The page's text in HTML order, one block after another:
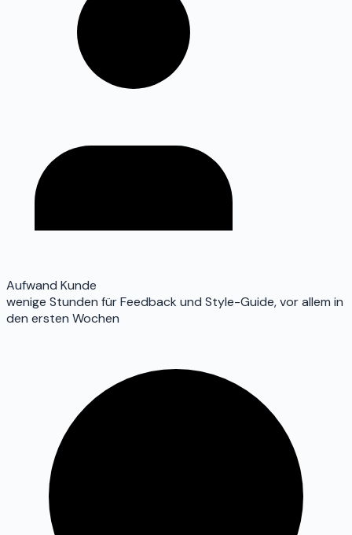
Aufwand Kunde
wenige Stunden für Feedback und Style-Guide, vor allem in
den ersten Wochen